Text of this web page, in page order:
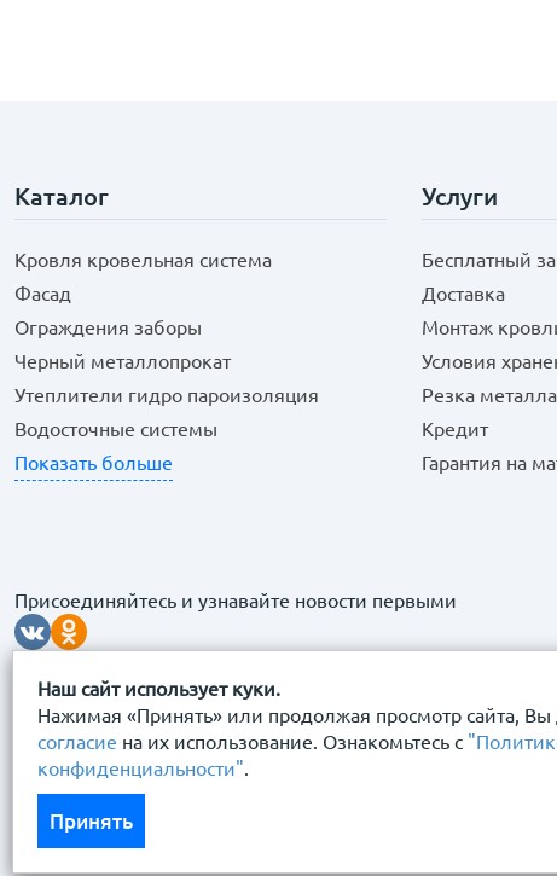
Наш сайт использует куки.
Нажимая «Принять» или продолжая просмотр сайта, Вы
согласие на их использование. Ознакомьтесь с
конфиденциальности".
Принять
Каталог
Кровля кровельная система
Фасад
Ограждения заборы
Черный металлопрокат
Утеплители гидро пароизоляция
Водосточные системы
Показать больше
Услуги
Бесплатный
Доставка
Монтаж
Условия
Резка металла
Кредит
Гарантия на
Присоединяйтесь и узнавайте новости первыми
© 2026 “Сталь Сервис" Все права защищены.